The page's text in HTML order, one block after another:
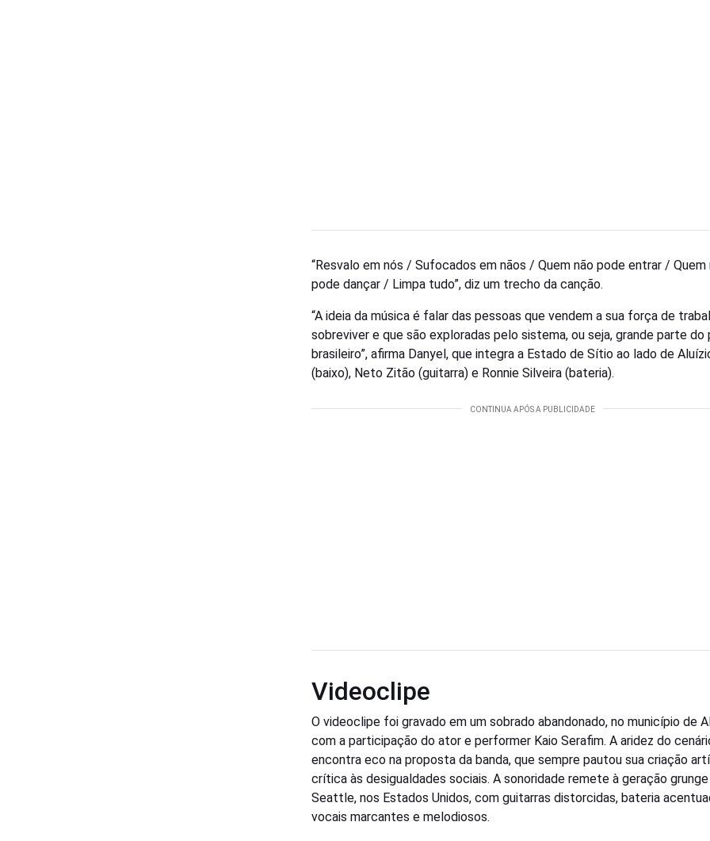
“Resvalo em nós / Sufocados em nãos / Quem não pode entrar / Quem
pode dançar / Limpa tudo”, diz um trecho da canção.
“A ideia da música é falar das pessoas que vendem a sua força de
sobreviver e que são exploradas pelo sistema, ou seja, grande parte do
brasileiro”, afirma Danyel, que integra a Estado de Sítio ao lado de
(baixo), Neto Zitão (guitarra) e Ronnie Silveira (bateria).
Videoclipe
O videoclipe foi gravado em um sobrado abandonado, no município de
com a participação do ator e performer Kaio Serafim. A aridez do
encontra eco na proposta da banda, que sempre pautou sua criação
crítica às desigualdades sociais. A sonoridade remete à geração
Seattle, nos Estados Unidos, com guitarras distorcidas, bateria
vocais marcantes e melodiosos.